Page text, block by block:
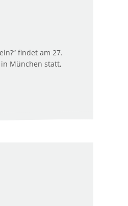
findet am 27.
München statt,